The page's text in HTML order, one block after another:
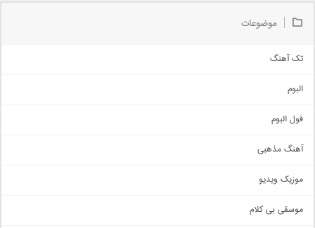
موضوعات
تک آهنگ
اجتماعی
حماسی
سنتی
اهنگ بندرعباسی
البوم
فول البوم
آهنگ مذهبی
موزیک ویدیو
موسقی بی کلام